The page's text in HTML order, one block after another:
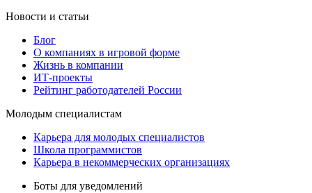
Новости и статьи
Блог
О компаниях в игровой форме
Жизнь в компании
ИТ-проекты
Рейтинг работодателей России
Молодым специалистам
Карьера для молодых специалистов
Школа программистов
Карьера в некоммерческих организациях
Боты для уведомлений